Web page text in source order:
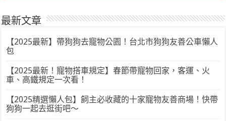
最新文章
【2025最新】帶狗狗去寵物公園！台北市狗狗友善公車懶人
包
【2025最新！寵物搭車規定】春節帶寵物回家，客運、火
車、高鐵規定一次看！
【2025精選懶人包】飼主必收藏的十家寵物友善商場！快帶
狗狗一起去逛街吧～